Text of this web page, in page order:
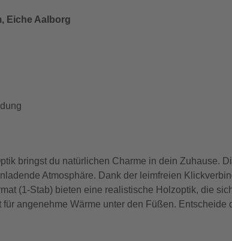
Eiche Aalborg
bringst du natürlichen Charme in dein Zuhause.
Atmosphäre. Dank der leimfreien
(1-Stab) bieten eine realistische Holzoptik, die
angenehme Wärme unter den Füßen.